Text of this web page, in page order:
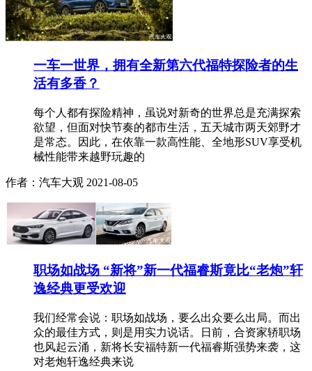
一车一世界，拥有全新第六代福特探险者的生
活有多香？
每个人都有探险精神，虽说对新奇的世界总是充满探索
欲望，但面对快节奏的都市生活，五天城市两天郊野才
是常态。因此，在依靠一款高性能、全地形SUV享受机
械性能带来越野玩趣的
作者：汽车大观 2021-08-05
职场如战场 “新将”新一代福睿斯竟比“老炮”轩
逸经典更受欢迎
我们经常会说：职场如战场，要么出众要么出局。而出
众的最佳方式，则是用实力说话。日前，合资家轿职场
也风起云涌，新将长安福特新一代福睿斯强势来袭，这
对老炮轩逸经典来说